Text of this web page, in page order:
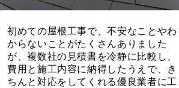
初めての屋根工事で、不安なことやわ
からないことがたくさんありました
が、複数社の見積書を冷静に比較し、
費用と施工内容に納得したうえで、き
ちんと対応をしてくれる優良業者に工